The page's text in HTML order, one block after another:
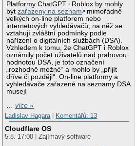
Platformy ChatGPT i Roblox by mohly
býtzařazeny na seznam
mimořádně
velkých on-line platforem nebo
internetových vyhledávačů, na něž se
vztahují zvláštní podmínky podle
nařízení o digitálních službách (DSA).
Vzhledem k tomu, že ChatGPT i Roblox
oznámily počet uživatelů nad prahovou
hodnotou DSA, je toto označení
„rozhodně možné“ a mohlo by „přijít
dříve či později“. On-line platformy a
vyhledávače zařazené na seznamy DSA
musejí
…více »
Ladislav Hagara| Komentářů: 13
Cloudflare OS
5.8. 17:00 | Zajímavý software